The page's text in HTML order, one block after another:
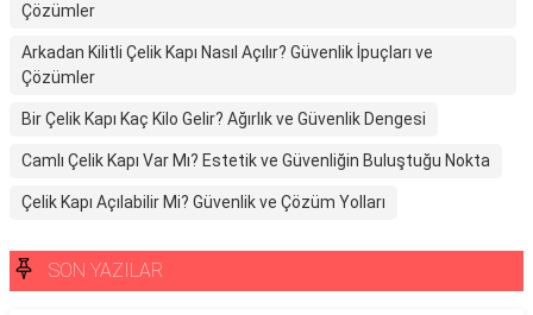
Çözümler
Arkadan Kilitli Çelik Kapı Nasıl Açılır? Güvenlik İpuçları ve
Çözümler
Bir Çelik Kapı Kaç Kilo Gelir? Ağırlık ve Güvenlik Dengesi
Camlı Çelik Kapı Var Mı? Estetik ve Güvenliğin Buluştuğu Nokta
Çelik Kapı Açılabilir Mi? Güvenlik ve Çözüm Yolları
SON YAZILAR